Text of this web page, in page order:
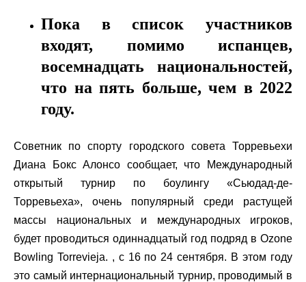
Пока в список участников
входят, помимо испанцев,
восемнадцать национальностей,
что на пять больше, чем в 2022
году.
Советник по спорту городского совета Торревьехи
Диана Бокс Алонсо сообщает, что Международный
открытый турнир по боулингу «Сьюдад-де-
Торревьеха», очень популярный среди растущей
массы национальных и международных игроков,
будет проводиться одиннадцатый год подряд в Ozone
Bowling Torrevieja. , с 16 по 24 сентября. В этом году
это самый интернациональный турнир, проводимый в